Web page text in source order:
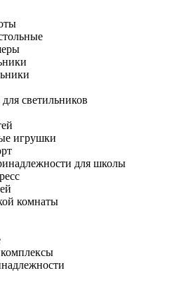
светильников
игрушки
для школы
комнаты